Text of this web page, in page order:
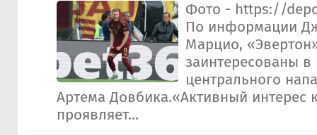
Фото - https://
По информации
Марцио,
заинтересованы
центрального
Артема Довбика.«Активный интерес
проявляет...